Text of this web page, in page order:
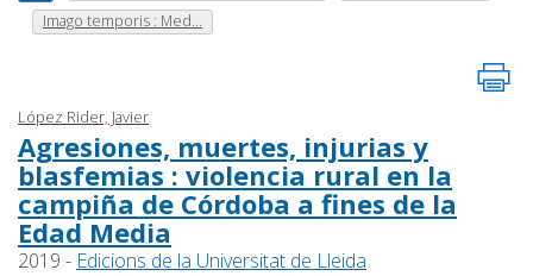
Imago temporis : Med...
López Rider, Javier
Agresiones, muertes, injurias y
blasfemias : violencia rural en la
campiña de Córdoba a fines de la
Edad Media
2019 - Edicions de la Universitat de Lleida